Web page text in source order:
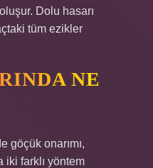
Dolu hasarı
tüm ezikler
NE
göçük onarımı,
iki farklı yöntem